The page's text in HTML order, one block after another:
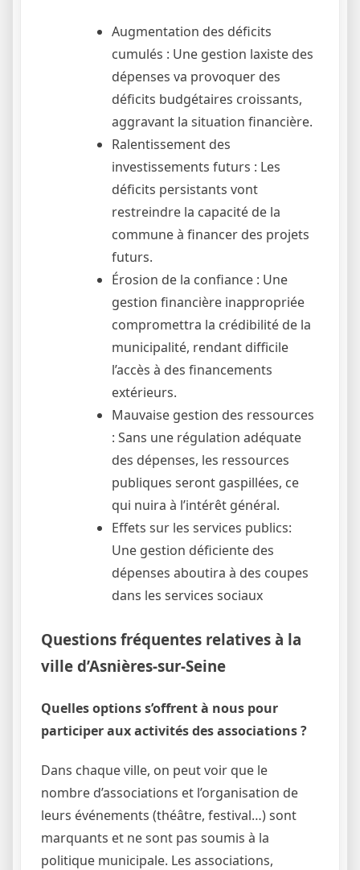
Augmentation des déficits
cumulés : Une gestion laxiste des
dépenses va provoquer des
déficits budgétaires croissants,
aggravant la situation financière.
Ralentissement des
investissements futurs : Les
déficits persistants vont
restreindre la capacité de la
commune à financer des projets
futurs.
Érosion de la confiance : Une
gestion financière inappropriée
compromettra la crédibilité de la
municipalité, rendant difficile
l’accès à des financements
extérieurs.
Mauvaise gestion des ressources
: Sans une régulation adéquate
des dépenses, les ressources
publiques seront gaspillées, ce
qui nuira à l’intérêt général.
Effets sur les services publics:
Une gestion déficiente des
dépenses aboutira à des coupes
dans les services sociaux
Questions fréquentes relatives à la
ville d’Asnières-sur-Seine
Quelles options s’offrent à nous pour
participer aux activités des associations ?
Dans chaque ville, on peut voir que le
nombre d’associations et l’organisation de
leurs événements (théâtre, festival…) sont
marquants et ne sont pas soumis à la
politique municipale. Les associations,